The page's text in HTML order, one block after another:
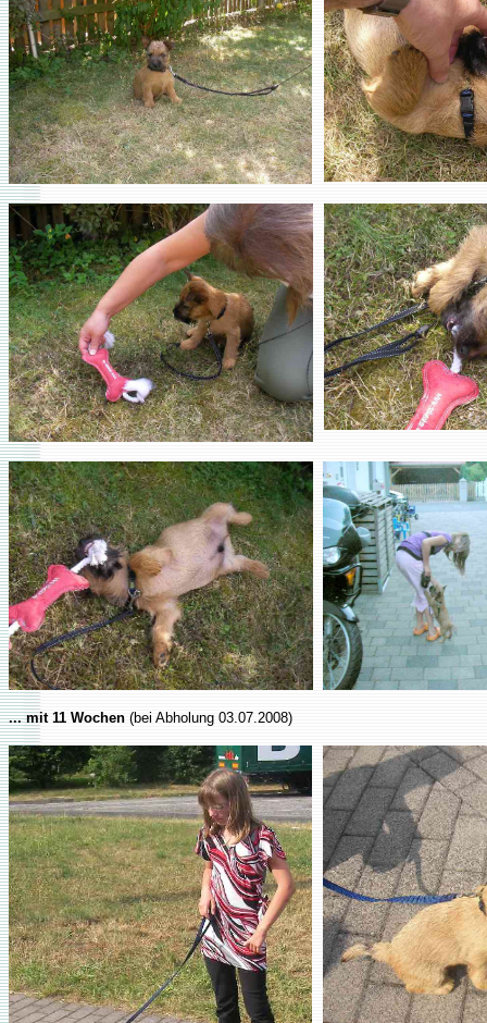
... mit 11 Wochen (bei Abholung 03.07.2008)